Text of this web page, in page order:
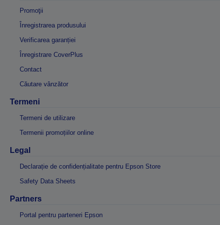
Promoţii
Înregistrarea produsului
Verificarea garanției
Înregistrare CoverPlus
Contact
Căutare vânzător
Termeni
Termeni de utilizare
Termenii promoțiilor online
Legal
Declarație de confidențialitate pentru Epson Store
Safety Data Sheets
Partners
Portal pentru parteneri Epson